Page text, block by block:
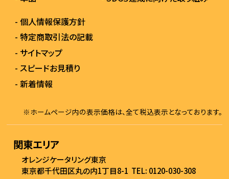
- 個人情報保護方針
- 特定商取引法の記載
- サイトマップ
- スピードお見積り
- 新着情報
※ホームページ内の表示価格は、全て税込表示となっております。
関東エリア
オレンジケータリング東京
東京都千代田区丸の内1丁目8-1 TEL: 0120-030-308